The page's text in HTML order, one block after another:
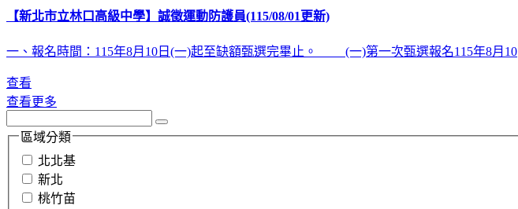
【新北市立林口高級中學】誠徵運動防護員(115/08/01更新)
一、報名時間：115年8月10日(一)起至缺額甄選完畢止。 (一)第一次甄選報名115年8月10
查看
查看更多
區域分類
北北基
新北
桃竹苗